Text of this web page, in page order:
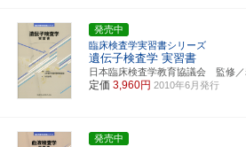
発売中
臨床検査学実習書シリーズ
遺伝子検査学 実習書
日本臨床検査学教育協議会 監修
定価 3,960円 2010年6月発行
発売中